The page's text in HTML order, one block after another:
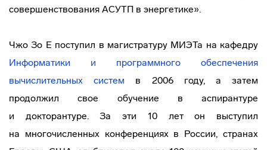
совершенствования АСУТП в энергетике».
Чжо Зо Е поступил в магистратуру МИЭТа на кафедру
Информатики и программного обеспечения
вычислительных систем в 2006 году, а затем
продолжил свое обучение в аспирантуре
и докторантуре. За эти 10 лет он выступил
на многочисленных конференциях в России, странах